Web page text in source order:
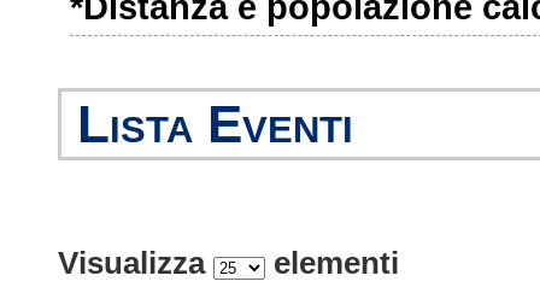
0.14
CTZ
81
0.13
NCH
75
0.13
SCI 35
Lista Eventi
Visualizza
elementi